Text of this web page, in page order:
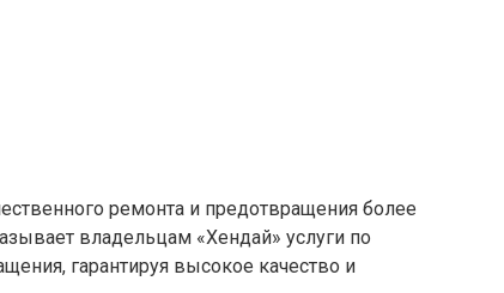
ремонта и предотвращения более
владельцам «Хендай» услуги по
гарантируя высокое качество и